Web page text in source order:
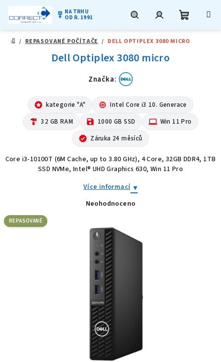
military_tech NA TRHU
OD R. 1991
DOMŮ
/ REPASOVANÉ POČÍTAČE / DELL OPTIPLEX 3080 MICRO
Dell Optiplex 3080 micro
Značka:
stars kategorie "A" memory Intel Core i3 10. Generace
hardware 32 GB RAM save 1000 GB SSD computer Win 11 Pro
verified Záruka 24 měsíců
Core i3-10100T (6M Cache, up to 3.80 GHz), 4 Core, 32GB DDR4, 1TB
SSD NVMe, Intel® UHD Graphics 630, Win 11 Pro
Více informací
Průměrné
je
0,0
hvězdiček.
Neohodnoceno
REPASOVANÉ